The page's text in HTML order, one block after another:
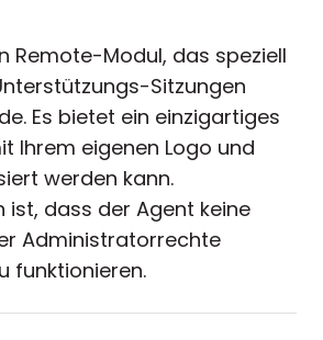
Remote-Modul, das speziell
Sitzungen
Es bietet ein einzigartiges
Ihrem eigenen Logo und
werden kann.
ist, dass der Agent keine
Administratorrechte
funktionieren.